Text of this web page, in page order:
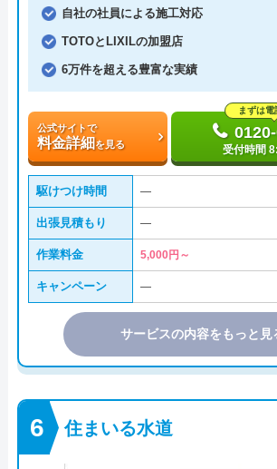
自社の社員による施工対応
TOTOとLIXILの加盟店
6万件を超える豊富な実績
公式サイトで
料金詳細を見る
まずは電
受付時間
駆けつけ時間 ―
出張見積もり ―
作業料金 5,000円～
キャンペーン ―
サービスの内容をもっと見
住まいる水道